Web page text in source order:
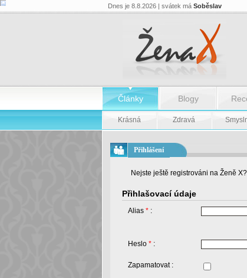
Dnes je 8.8.2026 | svátek má Soběslav
Články Blogy
Krásná Zdravá
Přihlášení
Nejste ještě registrováni na Ženě
Přihlašovací údaje
Alias *:
Heslo *:
Zapamatovat :